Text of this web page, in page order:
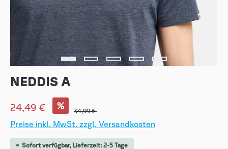
NEDDIS A
24,49 € %
34,99 €
Preise inkl. MwSt. zzgl. Versandkosten
Sofort verfügbar, Lieferzeit: 2-5 Tage